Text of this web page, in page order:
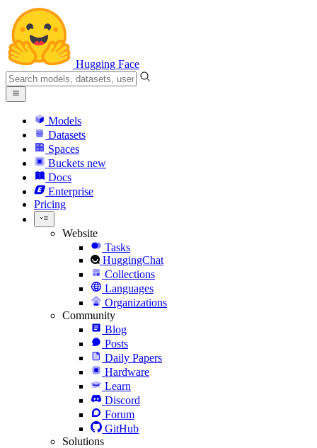
Hugging Face
Models
Datasets
Spaces
Buckets new
Docs
Enterprise
Pricing
Website
Tasks
HuggingChat
Collections
Languages
Organizations
Community
Blog
Posts
Daily Papers
Hardware
Learn
Discord
Forum
GitHub
Solutions